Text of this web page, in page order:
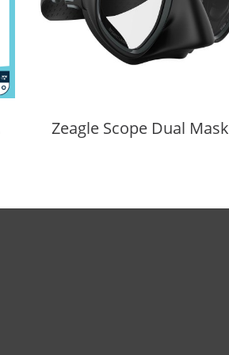
Zeagle Scope Dual Mask